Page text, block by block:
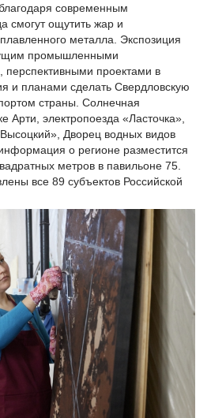
современным
смогут ощутить жар и
металла. Экспозиция
промышленными
перспективными проектами в
и планами сделать Свердловскую
страны. Солнечная
Арти, электропоезда «Ласточка»,
Дворец водных видов
о регионе разместится
метров в павильоне 75.
все 89 субъектов Российской